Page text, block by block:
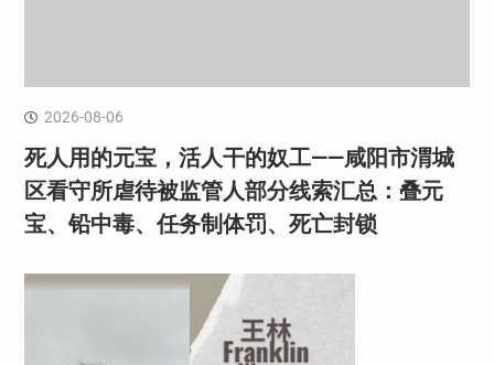
2026-08-06
死人用的元宝，活人干的奴工——咸阳市渭城
区看守所虐待被监管人部分线索汇总：叠元
宝、铅中毒、任务制体罚、死亡封锁